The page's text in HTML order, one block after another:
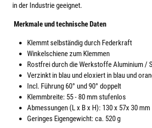
in der Industrie geeignet.
Merkmale und technische Daten
Klemmt selbständig durch Federkraft
Winkelschiene zum Klemmen
Rostfrei durch die Werkstoffe Aluminium /
Verzinkt in blau und eloxiert in blau und
Incl. Führung 60° und 90° doppelt
Klemmbreite: 55 - 80 mm stufenlos
Abmessungen (L x B x H): 130 x 57x 30 mm
Geringes Eigengewicht: ca. 520 g